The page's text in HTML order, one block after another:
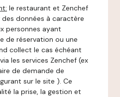
le restaurant et Zenchef
données à caractère
personnes ayant
de réservation ou une
collect le cas échéant
les services Zenchef (ex
de demande de
sur le site ). Ce
la prise, la gestion et